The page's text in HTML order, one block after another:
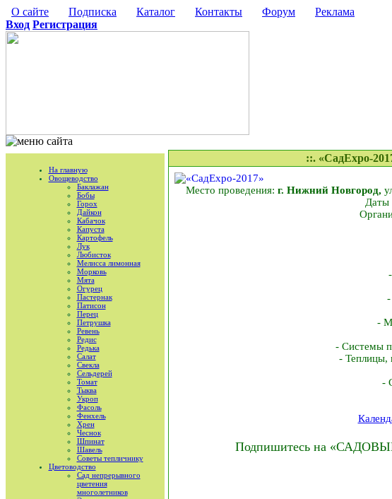
О сайте Подписка Каталог Контакты Форум
Реклама
Вход Регистрация
На главную
Овощеводство
Баклажан
Бобы
Горох
Дайкон
Кабачок
Капуста
Картофель
Лук
Любисток
Мелисса лимонная
Морковь
Мята
Огурец
Пастернак
Патисон
Перец
Петрушка
Ревень
Редис
Редька
Салат
Свекла
Сельдерей
Томат
Тыква
Укроп
Фасоль
Фенхель
Хрен
Чеснок
Шпинат
Шавель
Советы тепличнику
Цветоводство
Сад непрерывного
цветения
многолетников
::. «СадExpo-
Место проведения: г. Нижний Новгород,
Даты
-
-
- Системы
- Теплицы,
-
Подпишитесь на